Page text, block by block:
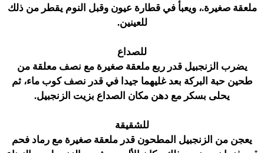
ملعقة صغيرة.، ويعبأ في قطارة عيون وقبل النوم يقطر من ذلك
للعينين.
للصداع
يضرب الزنجبيل قدر ربع ملعقة صغيرة مع نصف معلقة من
طحين حبة البركة بعد غليهما جيدا في قدر نصف كوب ماء، ثم
يحلى بسكر مع دهن مكان الصداع بزيت الزنجبيل.
للشقيقة
يعجن من الزنجبيل المطحون قدر ملعقة صغيرة مع رماد فحم